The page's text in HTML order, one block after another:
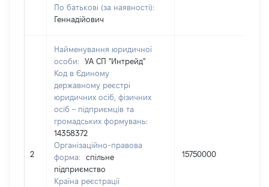
По батькові (за наявності):
Геннадійович
2
Найменування юридичної
особи:
УА СП "Интрейд"
Код в Єдиному
державному реєстрі
юридичних осіб, фізичних
осіб – підприємців та
громадських формувань:
14358372
Організаційно-правова
форма:
спільне
підприємство
Країна реєстрації
15750000